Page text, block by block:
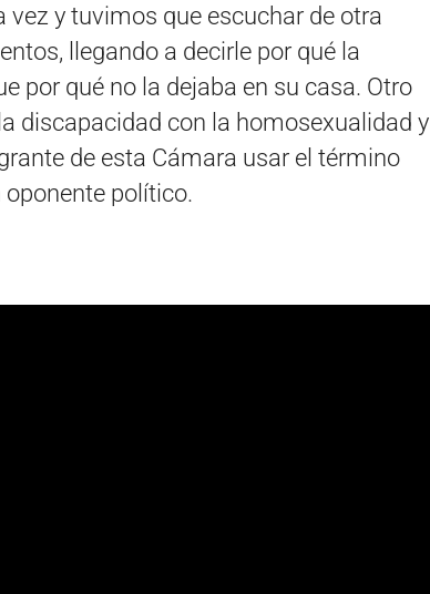
y tuvimos que escuchar de otra
llegando a decirle por qué la
por qué no la dejaba en su casa. Otro
discapacidad con la homosexualidad y
de esta Cámara usar el término
oponente político.